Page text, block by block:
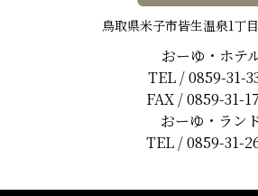
鳥取県米子市皆生温泉1丁
おーゆ・ホテ
TEL / 0859-31-
FAX / 0859-31-
おーゆ・ラン
TEL / 0859-31-